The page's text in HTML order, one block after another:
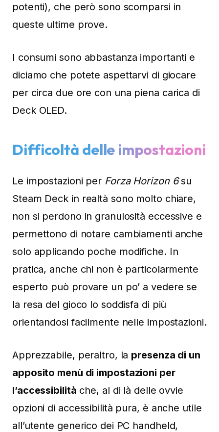
potenti), che però sono scomparsi in
queste ultime prove.
I consumi sono abbastanza importanti e
diciamo che potete aspettarvi di giocare
per circa due ore con una piena carica di
Deck OLED.
Difficoltà delle impostazioni
Le impostazioni per Forza Horizon 6su
Steam Deck in realtà sono molto chiare,
non si perdono in granulosità eccessive e
permettono di notare cambiamenti anche
solo applicando poche modifiche. In
pratica, anche chi non è particolarmente
esperto può provare un po’ a vedere se
la resa del gioco lo soddisfa di più
orientandosi facilmente nelle impostazioni.
Apprezzabile, peraltro, la presenza di un
apposito menù di impostazioni per
l’accessibilità che, al di là delle ovvie
opzioni di accessibilità pura, è anche utile
all’utente generico dei PC handheld,